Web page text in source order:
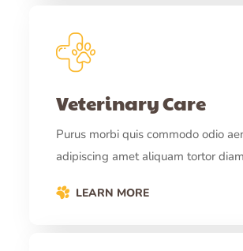
Veterinary Care
Purus morbi quis commodo odio
adipiscing amet aliquam tortor
LEARN MORE